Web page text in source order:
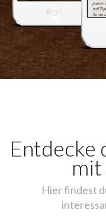
Entdecke
mit
Hier findest